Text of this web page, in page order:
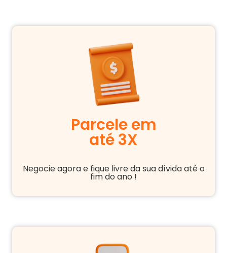
Parcele em
até 3X
Negocie agora e fique livre da sua dívida até o
fim do ano !